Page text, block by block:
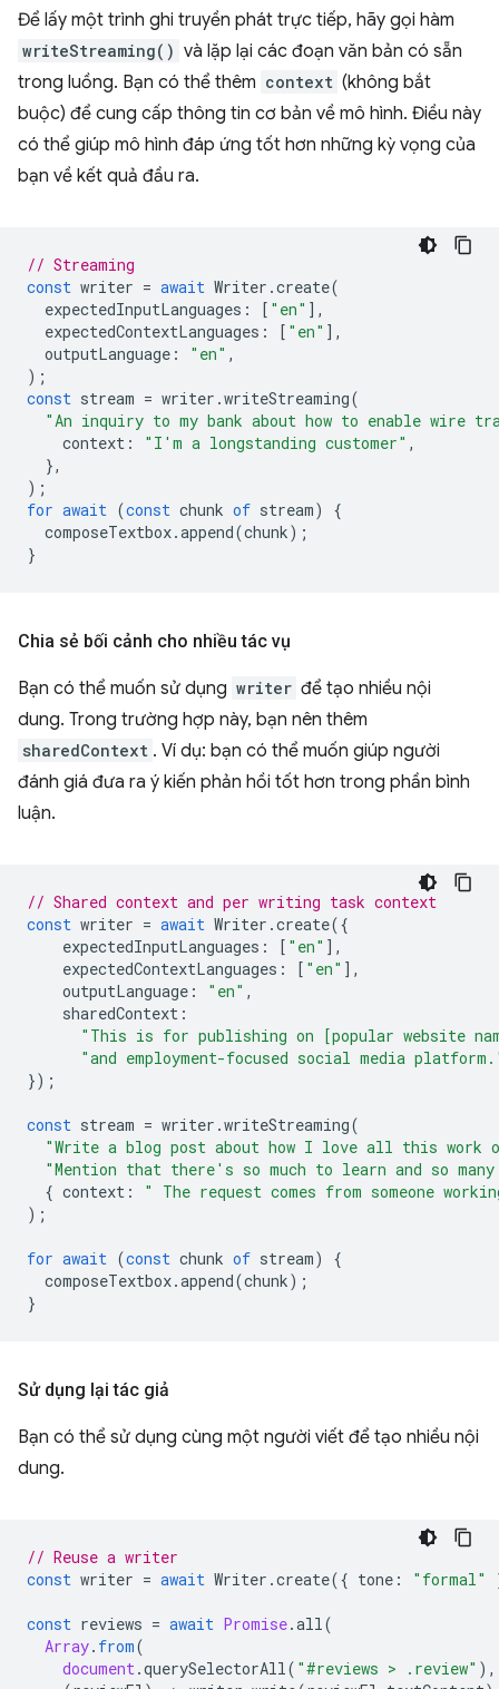
Để lấy một trình ghi truyền phát trực tiếp, hãy gọi hàm
writeStreaming() và lặp lại các đoạn văn bản có sẵn
trong luồng. Bạn có thể thêm context (không bắt
buộc) để cung cấp thông tin cơ bản về mô hình. Điều này
có thể giúp mô hình đáp ứng tốt hơn những kỳ vọng của
bạn về kết quả đầu ra.
// Streaming
const writer = await Writer .create(
expectedInputLanguages : [ "en" ],
expectedContextLanguages : [ "en" ],
outputLanguage : "en" ,
);
const stream = writer .writeStreaming(
"An inquiry to my bank about how to enable wire
context : "I'm a longstanding customer" ,
},
);
for await (const chunk of stream)
{
composeTextbox.append(chunk);
}
Chia sẻ bối cảnh cho nhiều tác vụ
Bạn có thể muốn sử dụng writer để tạo nhiều nội
dung. Trong trường hợp này, bạn nên thêm
sharedContext . Ví dụ: bạn có thể muốn giúp người
đánh giá đưa ra ý kiến phản hồi tốt hơn trong phần bình
luận.
// Shared context and per writing task context
const writer = await Writer .create({
expectedInputLanguages : [ "en" ],
expectedContextLanguages : [ "en" ],
outputLanguage : "en" ,
sharedContext :
"This is for publishing on [popular website
"and employment-focused social media
});
const stream = writer .writeStreaming(
"Write a blog post about how I love all this work
"Mention that there's so much to learn and so
{ context :
" The request comes from someone
);
for await (const chunk of stream)
{
composeTextbox.append(chunk);
}
Sử dụng lại tác giả
Bạn có thể sử dụng cùng một người viết để tạo nhiều nội
dung.
// Reuse a writer
const writer = await Writer .create({ tone : "formal"
const reviews = await Promise.all(
Array. from(
document.querySelectorAll( "#reviews > .review" ),